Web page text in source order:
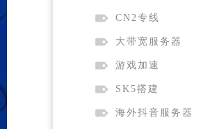
CN2专线
大带宽服务器
游戏加速
SK5搭建
海外抖音服务器